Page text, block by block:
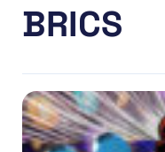
BRICS